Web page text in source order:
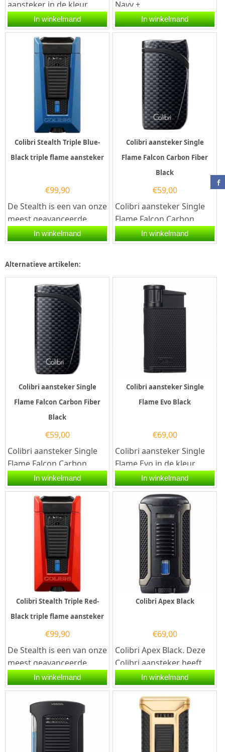
aansteker in de kleur
grijs. Deze Colibri
aansteker heeft een
krachtige...
In winkelmand
Navy +
Chrome vuursteenaanste
ker. Deze Colibri
vuuraansteker heeft...
In winkelmand
Colibri Stealth Triple Blue-
Black triple flame aansteker
€99,90
De Stealth is een van onze
meest geavanceerde
aanstekers ooit: met
piramidevormige
In winkelmand
Colibri aansteker Single
Flame Falcon Carbon Fiber
Black
€59,00
Colibri aansteker Single
Flame Falcon Carbon
Fiber Black in de kleur
zwart. Deze Colibri
In winkelmand
Alternatieve artikelen:
Colibri aansteker Single
Flame Falcon Carbon Fiber
Black
€59,00
Colibri aansteker Single
Flame Falcon Carbon
Fiber Black in de kleur
zwart. Deze Colibri
aansteker...
In winkelmand
Colibri aansteker Single
Flame Evo Black
€69,00
Colibri aansteker Single
Flame Evo in de kleur
zwart. Deze Colibri
aansteker heeft een...
In winkelmand
Colibri Stealth Triple Red-
Black triple flame aansteker
€99,90
De Stealth is een van onze
meest geavanceerde
aanstekers ooit: met
piramidevormige
drievoudige...
In winkelmand
Colibri Apex Black
€69,00
Colibri Apex Black. Deze
Colibri aansteker heeft
1 stormvlammen en een
electronische...
In winkelmand